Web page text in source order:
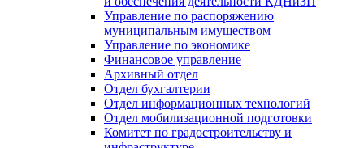
Управление по распоряжению
муниципальным имуществом
Управление по экономике
Финансовое управление
Архивный отдел
Отдел бухгалтерии
Отдел информационных технологий
Отдел мобилизационной подготовки
Комитет по градостроительству и